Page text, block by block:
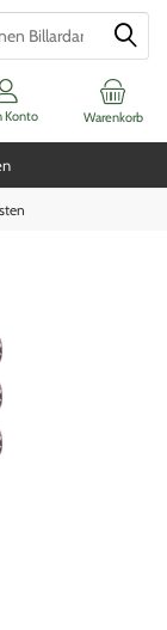
Warenkorb
Konto